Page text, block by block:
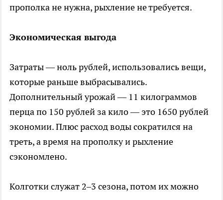
прополка не нужна, рыхление не требуется.
Экономическая выгода
Затраты — ноль рублей, использовались вещи,
которые раньше выбрасывались.
Дополнительный урожай — 11 килограммов
перца по 150 рублей за кило — это 1650 рублей
экономии. Плюс расход воды сократился на
треть, а время на прополку и рыхление
сэкономлено.
Колготки служат 2–3 сезона, потом их можно